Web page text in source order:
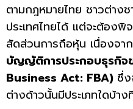
ตามกฎหมายไทย ชาวต่าง
ประเทศไทยได้ แต่จะต้อง
สัดส่วนการถือหุ้น เนื่องจา
บัญญัติการประกอบธุรกิจ
Business Act: FBA) ซึ่
ต่างด้าวนั้นมีประเภทใดบ้า